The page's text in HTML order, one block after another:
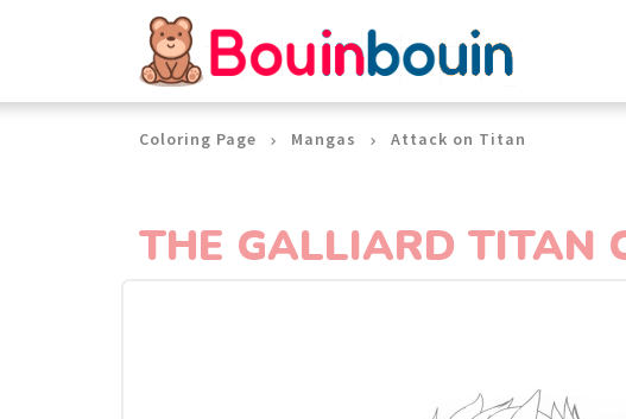
Coloring Page Mangas Attack on Titan
THE GALLIARD TITAN
Cookies management panel